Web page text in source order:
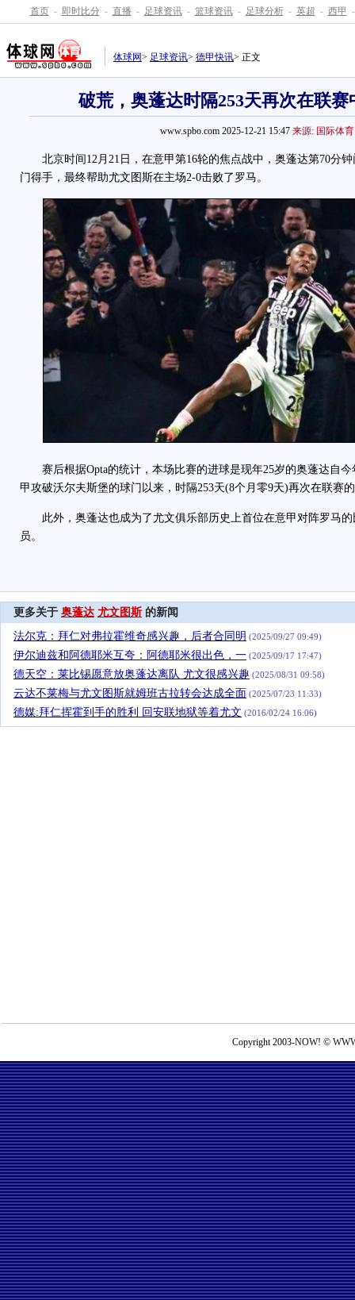
首页 - 即时比分 - 直播 - 足球资讯 - 篮球资讯 - 足球分析 - 英超 - 西甲 -
体球网> 足球资讯> 德甲快讯> 正文
破荒，奥蓬达时隔253天再次在联赛
www.spbo.com 2025-12-21 15:47 来源: 国际体育
北京时间12月21日，在意甲第16轮的焦点战中，奥蓬达第70分钟
门得手，最终帮助尤文图斯在主场2-0击败了罗马。
赛后根据Opta的统计，本场比赛的进球是现年25岁的奥蓬达自今
甲攻破沃尔夫斯堡的球门以来，时隔253天(8个月零9天)再次在联赛
此外，奥蓬达也成为了尤文俱乐部历史上首位在意甲对阵罗马的
员。
更多关于 奥蓬达 尤文图斯 的新闻
法尔克：拜仁对弗拉霍维奇感兴趣，后者合同明 (2025/09/27 09:49)
伊尔迪兹和阿德耶米互夸：阿德耶米很出色，一 (2025/09/17 17:47)
德天空：莱比锡愿意放奥蓬达离队 尤文很感兴趣 (2025/08/31 09:58)
云达不莱梅与尤文图斯就姆班古拉转会达成全面 (2025/07/23 11:33)
德媒:拜仁挥霍到手的胜利 回安联地狱等着尤文 (2016/02/24 16:06)
Copyright 2003-NOW! ©